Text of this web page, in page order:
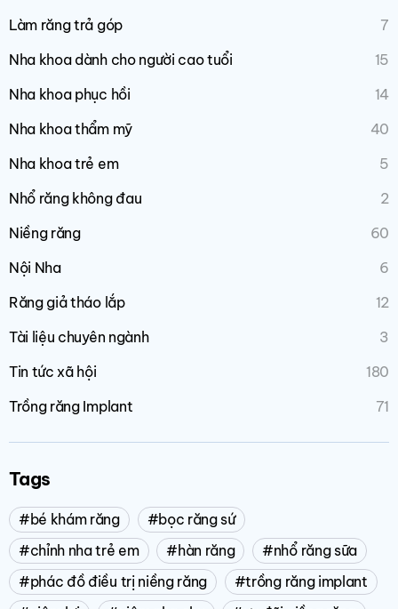
Làm răng trả góp
7
Nha khoa dành cho người cao tuổi
15
Nha khoa phục hồi
14
Nha khoa thẩm mỹ
40
Nha khoa trẻ em
5
Nhổ răng không đau
2
Niềng răng
60
Nội Nha
6
Răng giả tháo lắp
12
Tài liệu chuyên ngành
3
Tin tức xã hội
180
Trồng răng Implant
71
Tags
bé khám răng
bọc răng sứ
chỉnh nha trẻ em
hàn răng
nhổ răng sữa
phác đồ điều trị niềng răng
trồng răng implant